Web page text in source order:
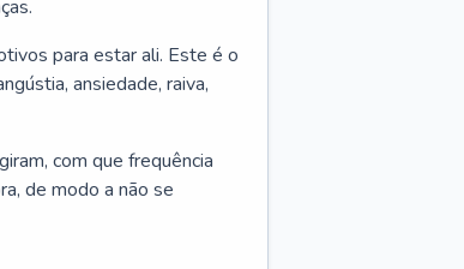
para estar ali. Este é o
ansiedade, raiva,
com que frequência
de modo a não se